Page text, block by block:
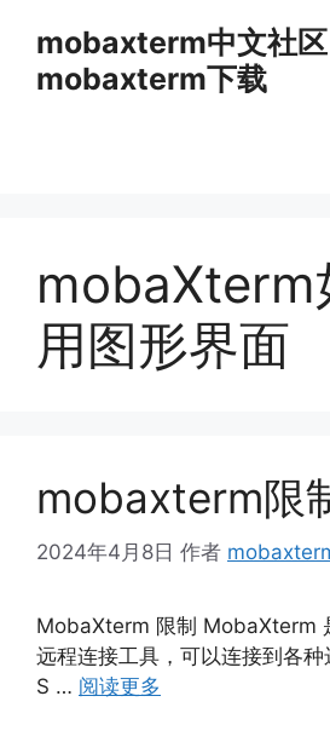
mobaxterm中文社区
mobaxterm下载
mobaXterm
用图形界面
mobaxterm限
2024年4月8日 作者
MobaXterm 限制 MobaXterm
远程连接工具，可以连接到各
S … 阅读更多